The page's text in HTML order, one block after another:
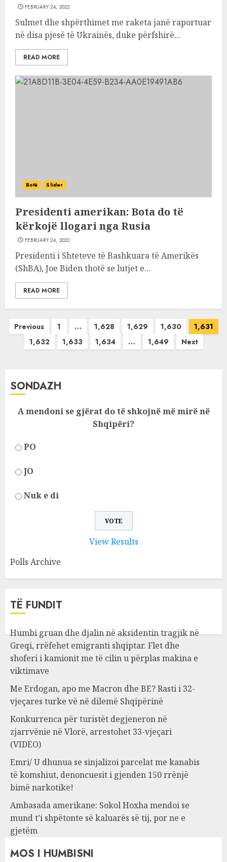
FEBRUARY 24, 2022
Sulmet dhe shpërthimet me raketa janë raportuar
në disa pjesë të Ukrainës, duke përfshirë...
READ MORE
Botë Slider
Presidenti amerikan: Bota do të
kërkojë llogari nga Rusia
FEBRUARY 24, 2022
Presidenti i Shteteve të Bashkuara të Amerikës
(ShBA), Joe Biden thotë se lutjet e...
READ MORE
Posts
pagination
Previous 1 … 1,628 1,629 1,630
1,631
1,632
1,633 1,634 … 1,649 Next
SONDAZH
A mendoni se gjërat do të shkojnë më mirë në
Shqipëri?
PO
JO
Nuk e di
View Results
Polls Archive
TË FUNDIT
Humbi gruan dhe djalin në aksidentin tragjik në
Greqi, rrëfehet emigranti shqiptar. Flet dhe
shoferi i kamionit me të cilin u përplas makina e
viktimave
Me Erdogan, apo me Macron dhe BE? Rasti i 32-
vjeçares turke vë në dilemë Shqipërinë
Konkurrenca për turistët degjeneron në
zjarrvënie në Vlorë, arrestohet 33-vjeçari
(VIDEO)
Emri/ U dhunua se sinjalizoi parcelat me kanabis
të komshiut, denoncuesit i gjenden 150 rrënjë
bimë narkotike!
Ambasada amerikane: Sokol Hoxha mendoi se
mund t’i shpëtonte së kaluarës së tij, por ne e
gjetëm
MOS I HUMBISNI